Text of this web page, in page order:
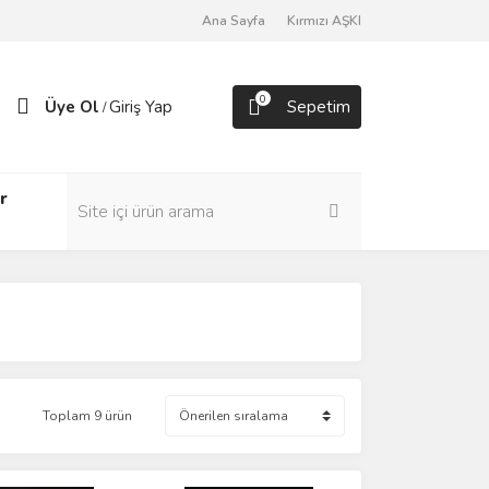
Ana Sayfa Kırmızı AŞKI
Üye Ol /Giriş Yap 0 Sepetim
Toplam 9 ürün